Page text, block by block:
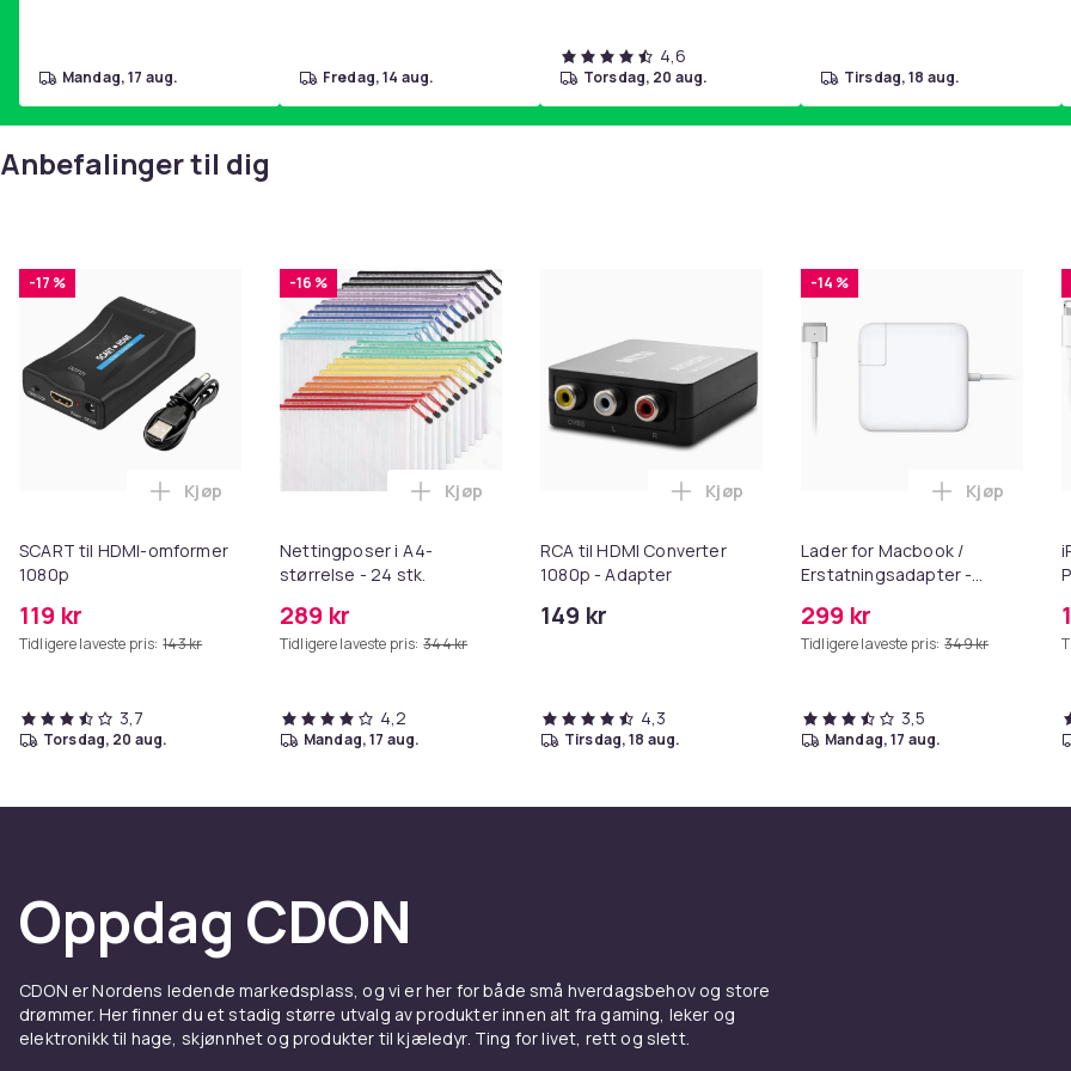
mandag, 17 aug. fredag, 14 aug.
4,6
torsdag, 20 aug. tirsdag, 18 aug.
Anbefalinger til dig
-17 %
SCART til HDMI-omformer
1080p
119 kr
Tidligere laveste pris: 143 kr
Legg SCART til HDMI-omformer 1080p i handlekurven
Kjøp
3,7
torsdag, 20 aug.
-16 %
Nettingposer i A4-
størrelse - 24 stk.
289 kr
Tidligere laveste pris: 344 kr
Legg Nettingposer i A4-størrelse - 24 stk. i handlekurven
Kjøp
4,2
mandag, 17 aug.
RCA til HDMI Converter
1080p - Adapter
149 kr
Legg RCA til HDMI Converter 1080p -
Kjøp
4,3
tirsdag, 18 aug.
-14 %
Lader for Macbook /
Erstatningsadapter -
299 kr
Tidligere laveste pris: 349 kr
Legg Lader
Kjøp
3,5
mandag, 17 aug.
Oppdag CDON
CDON er Nordens ledende markedsplass, og vi er her for både små hverdagsbehov og store
drømmer. Her finner du et stadig større utvalg av produkter innen alt fra gaming, leker og
elektronikk til hage, skjønnhet og produkter til kjæledyr. Ting for livet, rett og slett.